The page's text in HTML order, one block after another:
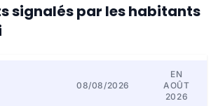
signalés par les habitants
08/08/2026
EN
AOÛT
2026